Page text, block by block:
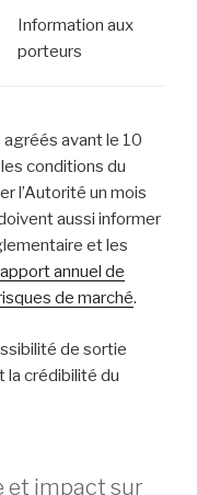
Information aux
porteurs
agréés avant le 10
conditions du
l’Autorité un mois
aussi informer
et les
annuel de
de marché.
de sortie
la crédibilité du
et impact sur